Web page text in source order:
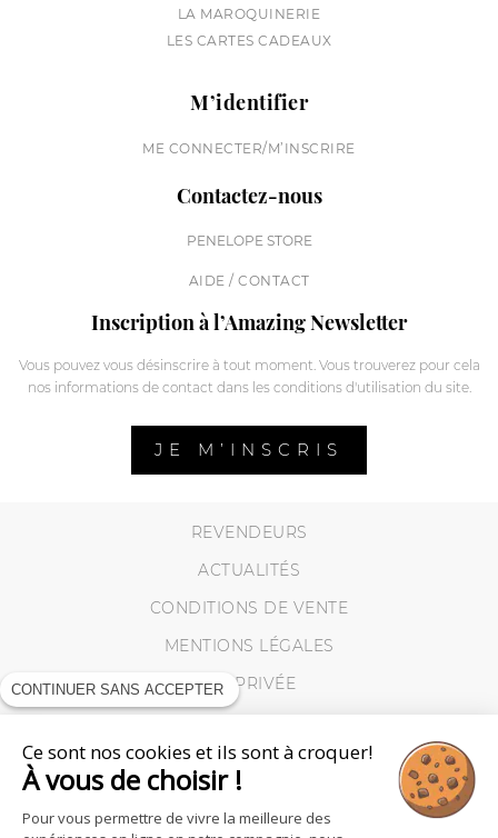
LA MAROQUINERIE
LES CARTES CADEAUX
M’identifier
ME CONNECTER/M’INSCRIRE
Contactez-nous
PENELOPE STORE
AIDE / CONTACT
Inscription à l’Amazing Newsletter
Vous pouvez vous désinscrire à tout moment. Vous trouverez pour cela
nos informations de contact dans les conditions d'utilisation du site.
JE M’INSCRIS
REVENDEURS
ACTUALITÉS
CONDITIONS DE VENTE
MENTIONS LÉGALES
VIE PRIVÉE
COOKIES
CONTINUER SANS ACCEPTER
Ce sont nos cookies et ils sont à croquer!
À vous de choisir !
Pour vous permettre de vivre la meilleure des